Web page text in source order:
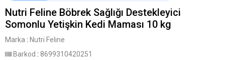
Nutri Feline Böbrek Sağlığı Destekleyici
Somonlu Yetişkin Kedi Maması 10 kg
Marka : Nutri Feline
Barkod : 8699310420251